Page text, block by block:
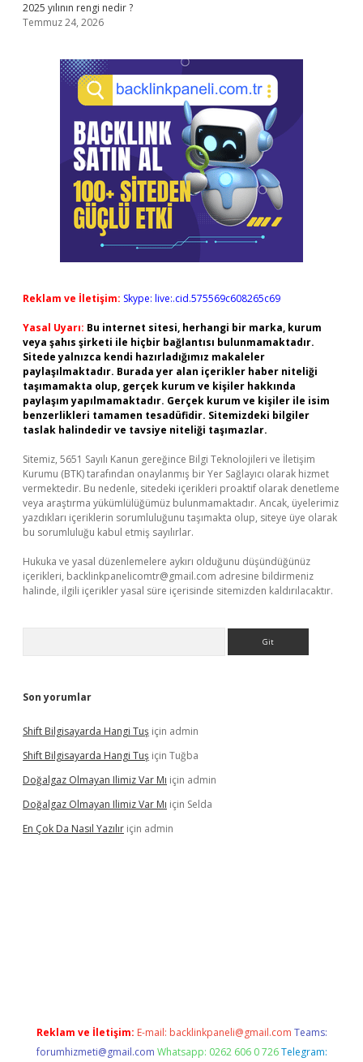
2025 yılının rengi nedir ?
Temmuz 24, 2026
Reklam ve İletişim: Skype: live:.cid.575569c608265c69
Yasal Uyarı: Bu internet sitesi, herhangi bir marka, kurum
veya şahıs şirketi ile hiçbir bağlantısı bulunmamaktadır.
Sitede yalnızca kendi hazırladığımız makaleler
paylaşılmaktadır. Burada yer alan içerikler haber niteliği
taşımamakta olup, gerçek kurum ve kişiler hakkında
paylaşım yapılmamaktadır. Gerçek kurum ve kişiler ile isim
benzerlikleri tamamen tesadüfidir. Sitemizdeki bilgiler
taslak halindedir ve tavsiye niteliği taşımazlar.
Sitemiz, 5651 Sayılı Kanun gereğince Bilgi Teknolojileri ve İletişim
Kurumu (BTK) tarafından onaylanmış bir Yer Sağlayıcı olarak hizmet
vermektedir. Bu nedenle, sitedeki içerikleri proaktif olarak denetleme
veya araştırma yükümlülüğümüz bulunmamaktadır. Ancak, üyelerimiz
yazdıkları içeriklerin sorumluluğunu taşımakta olup, siteye üye olarak
bu sorumluluğu kabul etmiş sayılırlar.
Hukuka ve yasal düzenlemelere aykırı olduğunu düşündüğünüz
içerikleri, backlinkpanelicomtr@gmail.com adresine bildirmeniz
halinde, ilgili içerikler yasal süre içerisinde sitemizden kaldırılacaktır.
Son yorumlar
Shift Bilgisayarda Hangi Tuş için admin
Shift Bilgisayarda Hangi Tuş için Tuğba
Doğalgaz Olmayan Ilimiz Var Mı için admin
Doğalgaz Olmayan Ilimiz Var Mı için Selda
En Çok Da Nasıl Yazılır için admin
Reklam ve İletişim: E-mail: backlinkpaneli@gmail.com Teams:
forumhizmeti@gmail.com Whatsapp: 0262 606 0 726 Telegram: